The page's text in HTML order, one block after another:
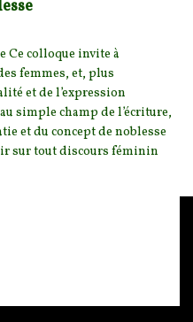
Ce colloque invite à
femmes, et, plus
et de l’expression
simple champ de l’écriture,
et du concept de noblesse
sur tout discours féminin